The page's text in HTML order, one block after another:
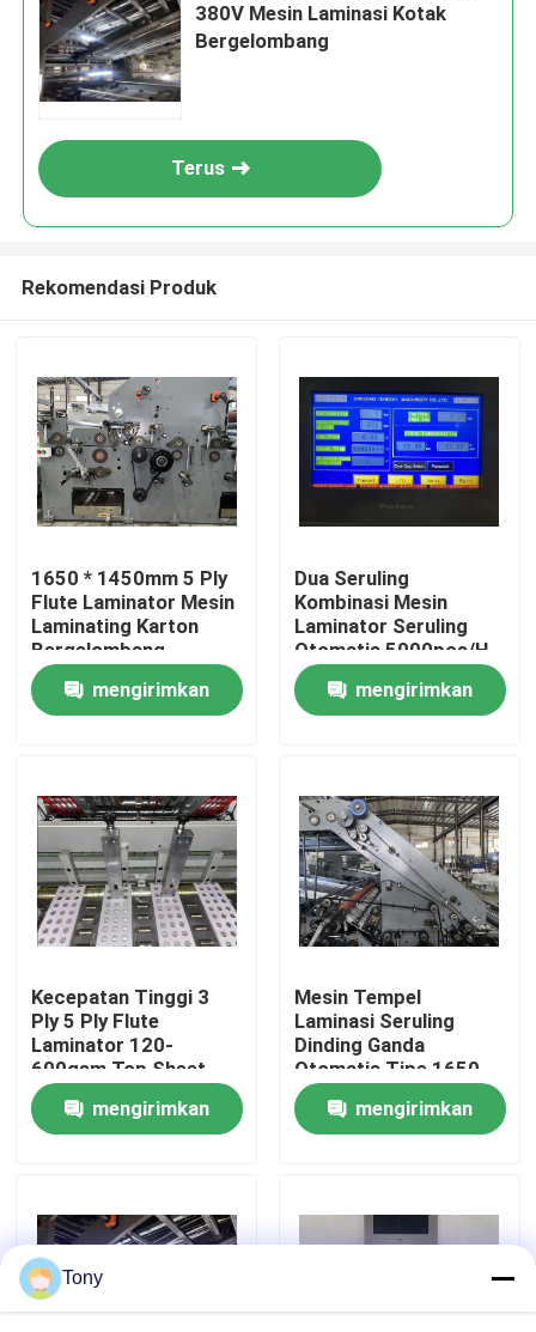
Rumah
Produk
Tur Pabrik
Kontrol Kualitas
Hubungi Kami
Berita
Minta Kutipan
Mesin Laminator Seruling
380V Mesin Laminasi Kotak
Bergelombang
Terus
Rekomendasi Produk
1650 * 1450mm 5 Ply
Flute Laminator Mesin
Laminating Karton
Bergelombang
mengirimkan
Dua Seruling
Kombinasi Mesin
Laminator Seruling
Otomatis 5000pcs/H
DW-1650
mengirimkan
Kecepatan Tinggi 3
Ply 5 Ply Flute
Laminator 120-
600gsm Top Sheet
mengirimkan
Mesin Tempel
Laminasi Seruling
Dinding Ganda
Otomatis Tipe 1650
mengirimkan
Tony